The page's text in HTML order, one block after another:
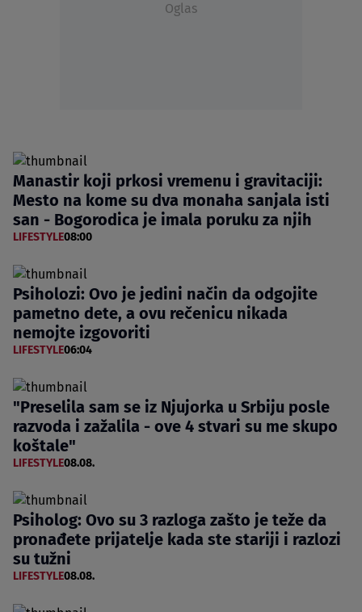
Oglas
Manastir koji prkosi vremenu i gravitaciji:
Mesto na kome su dva monaha sanjala isti
san - Bogorodica je imala poruku za njih
LIFESTYLE08:00
Psiholozi: Ovo je jedini način da odgojite
pametno dete, a ovu rečenicu nikada
nemojte izgovoriti
LIFESTYLE06:04
"Preselila sam se iz Njujorka u Srbiju posle
razvoda i zažalila - ove 4 stvari su me skupo
koštale"
LIFESTYLE08.08.
Psiholog: Ovo su 3 razloga zašto je teže da
pronađete prijatelje kada ste stariji i razlozi
su tužni
LIFESTYLE08.08.